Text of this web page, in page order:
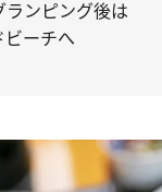
ランピング後は
ビーチへ